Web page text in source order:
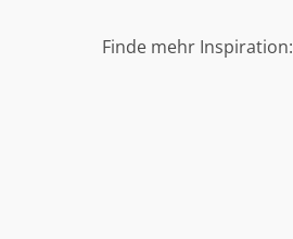
Finde mehr Inspiration: